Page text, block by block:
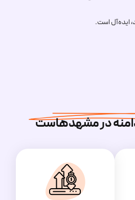
ایده‌آل است.
در مشهدهاست